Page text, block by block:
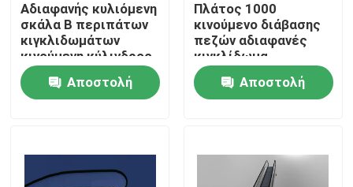
Προϊόντα
Σχετικά με εμάς
Αδιαφανής κυλιόμενη
σκάλα Β περιπάτων
κιγκλιδωμάτων
κινούμενη κύλινδρος
αλυσίδων βημάτων
κυλιόμενων σκαλών
τύπων
Αποστολή
Πλάτος 1000
κινούμενο διάβασης
πεζών αδιαφανές
κιγκλίδωμα
κυλιόμενων σκαλών
κυλιόμενων σκαλών
υπαίθριο
Αποστολή